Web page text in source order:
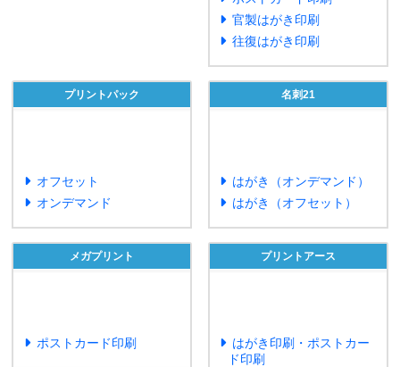
官製はがき印刷
往復はがき印刷
プリントパック
オフセット
オンデマンド
名刺21
はがき（オンデマンド）
はがき（オフセット）
メガプリント
ポストカード印刷
プリントアース
はがき印刷・ポストカー
ド印刷